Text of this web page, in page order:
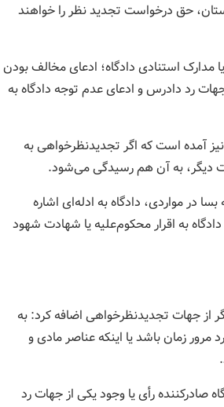
حق درخواست تجدید نظر را خواهند
مدارک استنادی دادگاه؛ ادعای مخالف بودن
رد دادرس و ادعای عدم توجه دادگاه به
آیین دادرسی کیفری نیز آمده است که اگر تجدیدنظرخواهی به
دیگر، به آن هم رسیدگی می‌شود.
در مواردی، دادگاه به ادله‌ای اشاره
به اقرار محکوم‌علیه یا شهادت شهود
از جهات تجدیدنظرخواهی اضافه کرد: به
مرور زمان باشد یا اینکه عناصر مادی و
صلاحیت دادگاه صادرکننده رأی یا وجود یکی‌ از جهات رد